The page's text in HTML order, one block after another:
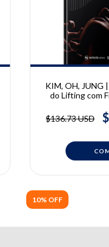
10% OFF
KIM, OH, JUNG
do Lifting com
Bongcheol
$136.73 USD